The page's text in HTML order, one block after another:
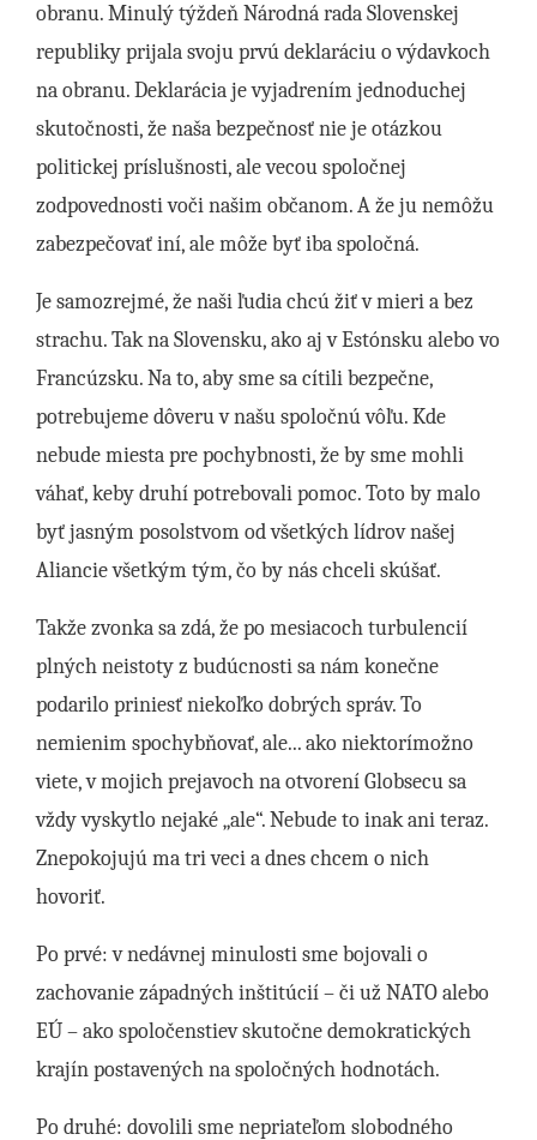
obranu. Minulý týždeň Národná rada Slovenskej
republiky prijala svoju prvú deklaráciu o výdavkoch
na obranu. Deklarácia je vyjadrením jednoduchej
skutočnosti, že naša bezpečnosť nie je otázkou
politickej príslušnosti, ale vecou spoločnej
zodpovednosti voči našim občanom. A že ju nemôžu
zabezpečovať iní, ale môže byť iba spoločná.
Je samozrejmé, že naši ľudia chcú žiť v mieri a bez
strachu. Tak na Slovensku, ako aj v Estónsku alebo vo
Francúzsku. Na to, aby sme sa cítili bezpečne,
potrebujeme dôveru v našu spoločnú vôľu. Kde
nebude miesta pre pochybnosti, že by sme mohli
váhať, keby druhí potrebovali pomoc. Toto by malo
byť jasným posolstvom od všetkých lídrov našej
Aliancie všetkým tým, čo by nás chceli skúšať.
Takže zvonka sa zdá, že po mesiacoch turbulencií
plných neistoty z budúcnosti sa nám konečne
podarilo priniesť niekoľko dobrých správ. To
nemienim spochybňovať, ale... ako niektorímožno
viete, v mojich prejavoch na otvorení Globsecu sa
vždy vyskytlo nejaké „ale“. Nebude to inak ani teraz.
Znepokojujú ma tri veci a dnes chcem o nich
hovoriť.
Po prvé: v nedávnej minulosti sme bojovali o
zachovanie západných inštitúcií – či už NATO alebo
EÚ – ako spoločenstiev skutočne demokratických
krajín postavených na spoločných hodnotách.
Po druhé: dovolili sme nepriateľom slobodného